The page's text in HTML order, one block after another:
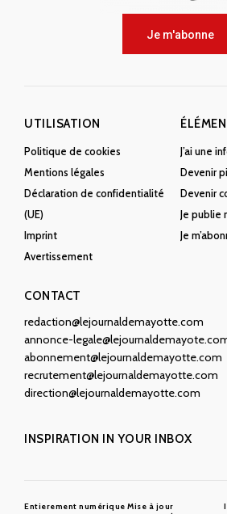
Je m'abonne
UTILISATION
Politique de cookies
Mentions légales
Déclaration de confidentialité
(UE)
Imprint
Avertissement
J’ai une
Devenir
Devenir
Je publie
Je
CONTACT
redaction@lejournaldemayotte.com
annonce-
abonnement@lejournaldemayotte.com
recrutement@lejournaldemayotte.com
direction@lejournaldemayotte.com
INSPIRATION IN YOUR INBOX
Entierement numérique Mise à jour